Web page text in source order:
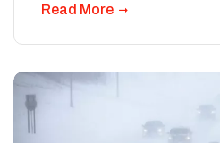
Read More